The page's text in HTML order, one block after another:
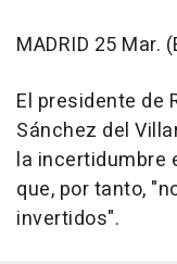
MADRID 25 Mar.
El presidente de
Sánchez del
la incertidumbre
que, por tanto,
invertidos".